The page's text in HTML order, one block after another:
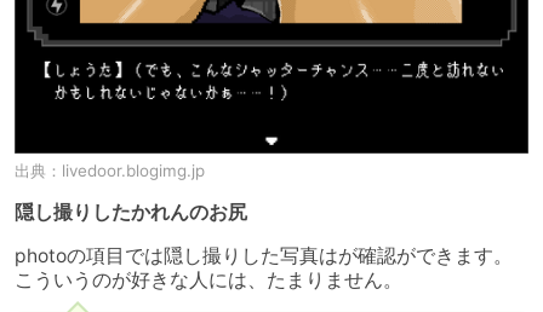
出典： livedoor.blogimg.jp
隠し撮りしたかれんのお尻
photoの項目では隠し撮りした写真はが確認ができます。
こういうのが好きな人には、たまりません。